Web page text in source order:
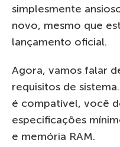
simplesmente
novo, mesmo que
lançamento oficial.
Agora, vamos falar
requisitos de
é compatível, você
especificações
e memória RAM.